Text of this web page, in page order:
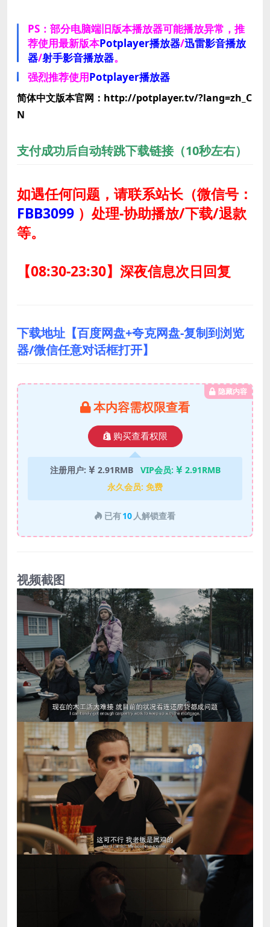
PS：部分电脑端旧版本播放器可能播放异常，推
荐使用最新版本Potplayer播放器/迅雷影音播放
器/射手影音播放器。
强烈推荐使用Potplayer播放器
简体中文版本官网：http://potplayer.tv/?lang=zh_C
N
支付成功后自动转跳下载链接（10秒左右）
如遇任何问题，请联系站长（微信号：
FBB3099 ） 处理-协助播放/下载/退款
等。
【08:30-23:30】深夜信息次日回复
下载地址【百度网盘+夸克网盘-复制到浏览
器/微信任意对话框打开】
隐藏内容
本内容需权限查看
购买查看权限
注册用户: 2.91RMB VIP会员:
2.91RMB
永久会员: 免费
已有10 人解锁查看
视频截图